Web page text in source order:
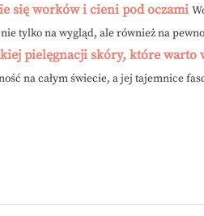
się worków i cieni pod oczami
tylko na wygląd, ale również na
pielęgnacji skóry, które warto
na całym świecie, a jej tajemnice